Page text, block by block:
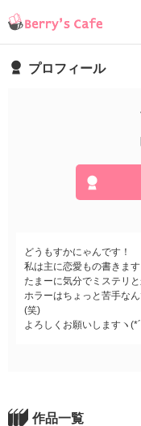
プロフィール
どうもすかにゃんです！
私は主に恋愛もの書きます
たまーに気分でミステリ
ホラーはちょっと苦手な
(笑)
よろしくお願いしますヽ
作品一覧